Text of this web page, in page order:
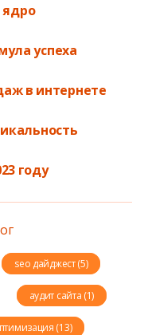
ядро
успеха
в интернете
году
seo дайджест (5)
аудит сайта (1)
(13)